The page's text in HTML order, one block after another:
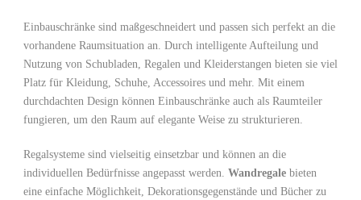
Einbauschränke sind maßgeschneidert und passen sich ‌perfekt an⁤ die
vorhandene Raumsituation an. Durch intelligente⁣ Aufteilung und
Nutzung von Schubladen, Regalen und Kleiderstangen bieten sie viel
Platz für Kleidung, Schuhe, Accessoires und mehr. Mit einem
durchdachten Design können Einbauschränke auch als Raumteiler
fungieren, um den Raum auf elegante Weise zu strukturieren.
Regalsysteme sind vielseitig einsetzbar und können an die
individuellen Bedürfnisse angepasst werden. Wandregale bieten
eine einfache Möglichkeit, Dekorationsgegenstände und Bücher zu